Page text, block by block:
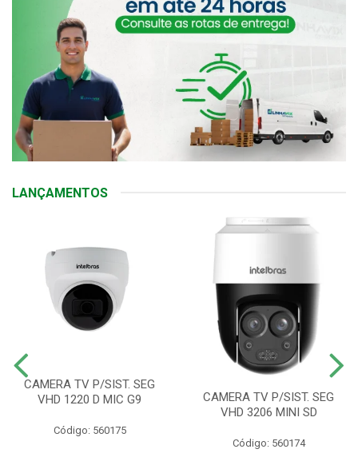
LANÇAMENTOS
CAMERA TV P/SIST. SEG
VHD 1220 D MIC G9
Código: 560175
CAMERA TV P/SIST. SEG
VHD 3206 MINI SD
Código: 560174